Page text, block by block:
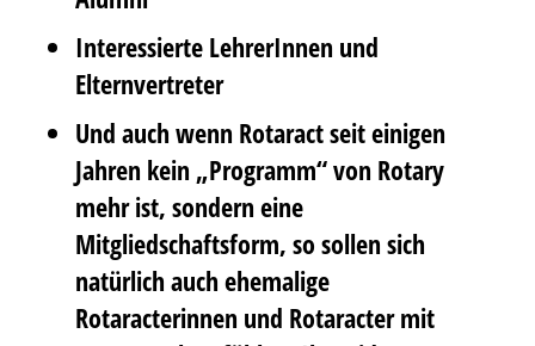
Interessierte LehrerInnen und
Elternvertreter
Und auch wenn Rotaract seit einigen
Jahren kein „Programm“ von Rotary
mehr ist, sondern eine
Mitgliedschaftsform, so sollen sich
natürlich auch ehemalige
Rotaracterinnen und Rotaracter mit